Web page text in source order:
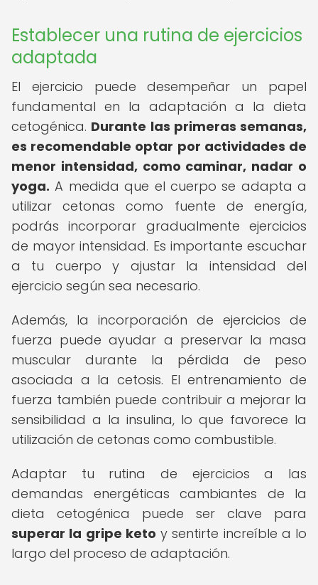
Establecer una rutina de ejercicios
adaptada
El ejercicio puede desempeñar un papel
fundamental en la adaptación a la dieta
cetogénica. Durante las primeras semanas,
es recomendable optar por actividades de
menor intensidad, como caminar, nadar o
yoga. A medida que el cuerpo se adapta a
utilizar cetonas como fuente de energía,
podrás incorporar gradualmente ejercicios
de mayor intensidad. Es importante escuchar
a tu cuerpo y ajustar la intensidad del
ejercicio según sea necesario.
Además, la incorporación de ejercicios de
fuerza puede ayudar a preservar la masa
muscular durante la pérdida de peso
asociada a la cetosis. El entrenamiento de
fuerza también puede contribuir a mejorar la
sensibilidad a la insulina, lo que favorece la
utilización de cetonas como combustible.
Adaptar tu rutina de ejercicios a las
demandas energéticas cambiantes de la
dieta cetogénica puede ser clave para
superar la gripe keto y sentirte increíble a lo
largo del proceso de adaptación.